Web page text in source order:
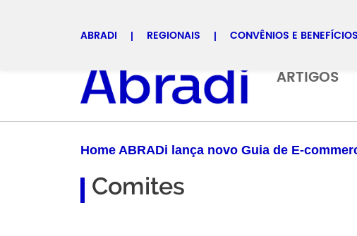
ABRADI REGIONAIS CONVÊNIOS E BENEFÍCIOS
Selecione uma regional
ARTIGOS
Home ABRADi lança novo Guia de E-
Comites